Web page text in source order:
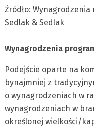
Źródło:
Sedlak & Sedlak
Wynagrodzenia
Podejście oparte na
bynajmniej z
o wynagrodzeniach w
wynagrodzeniach w
określonej wielkości/